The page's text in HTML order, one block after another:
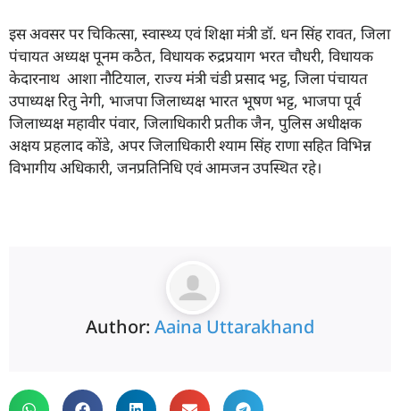
इस अवसर पर चिकित्सा, स्वास्थ्य एवं शिक्षा मंत्री डॉ. धन सिंह रावत, जिला
पंचायत अध्यक्ष पूनम कठैत, विधायक रुद्रप्रयाग भरत चौधरी, विधायक
केदारनाथ आशा नौटियाल, राज्य मंत्री चंडी प्रसाद भट्ट, जिला पंचायत
उपाध्यक्ष रितु नेगी, भाजपा जिलाध्यक्ष भारत भूषण भट्ट, भाजपा पूर्व
जिलाध्यक्ष महावीर पंवार, जिलाधिकारी प्रतीक जैन, पुलिस अधीक्षक
अक्षय प्रहलाद कोंडे, अपर जिलाधिकारी श्याम सिंह राणा सहित विभिन्न
विभागीय अधिकारी, जनप्रतिनिधि एवं आमजन उपस्थित रहे।
Author: Aaina Uttarakhand